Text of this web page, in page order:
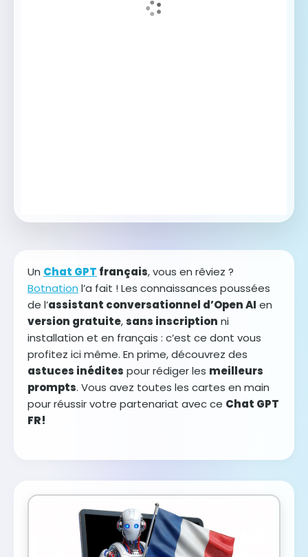
Un Chat GPT français, vous en rêviez ?
Botnation l’a fait ! Les connaissances poussées
de l’assistant conversationnel d’Open AI en
version gratuite,sans inscription ni
installation et en français : c’est ce dont vous
profitez ici même. En prime, découvrez des
astuces inédites pour rédiger les meilleurs
prompts. Vous avez toutes les cartes en main
pour réussir votre partenariat avec ce Chat GPT
FR !